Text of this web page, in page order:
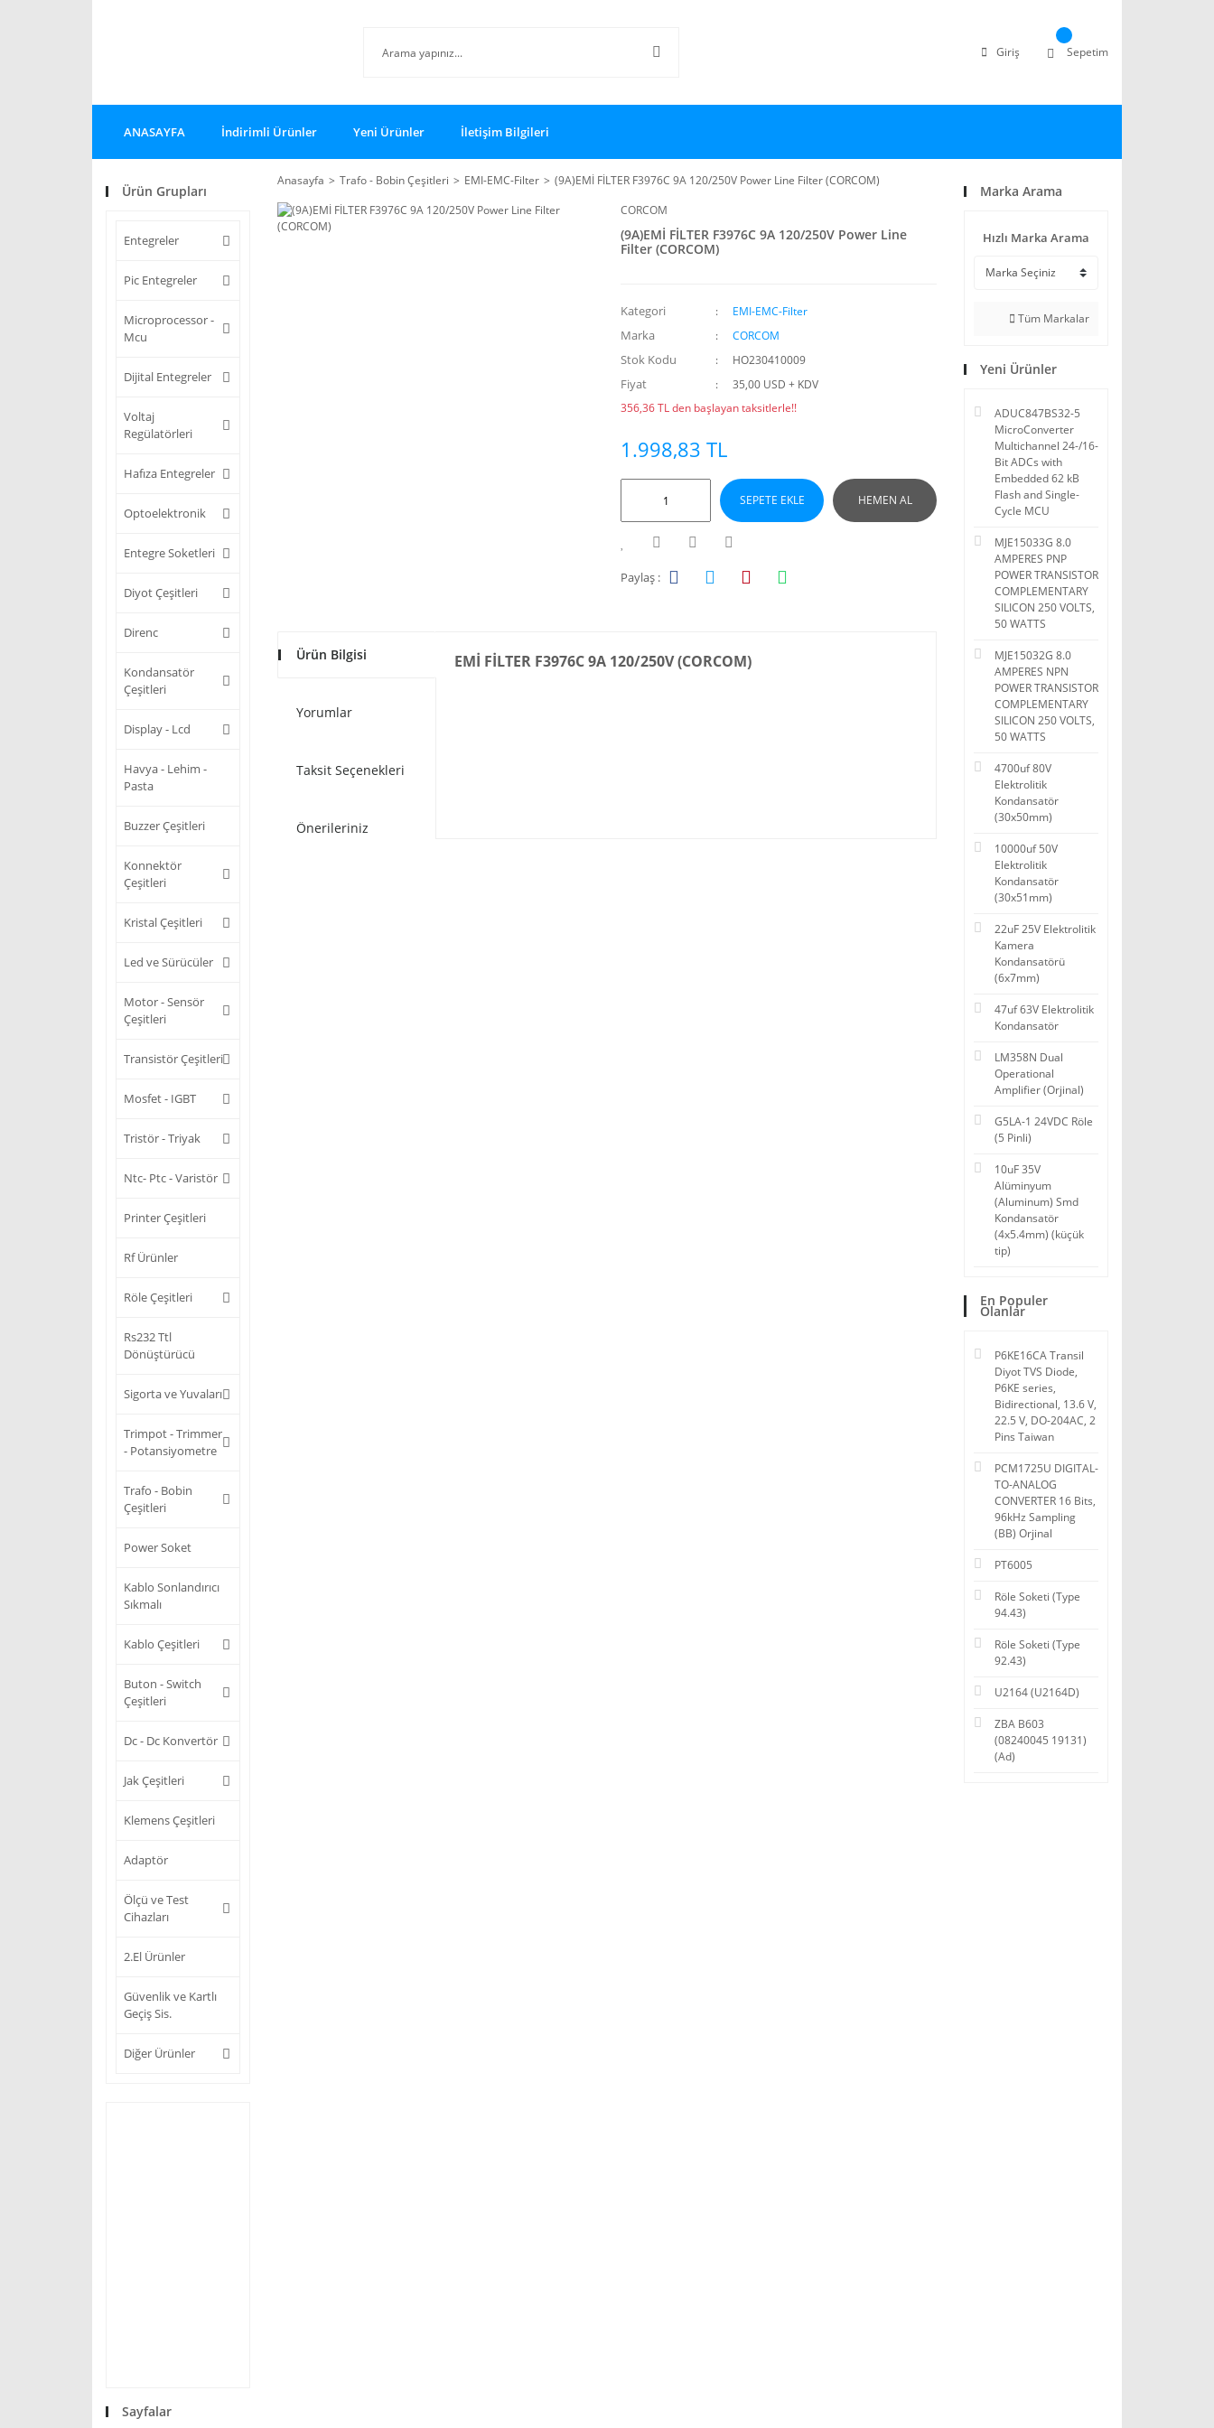
Giriş Sepetim
ANASAYFA İndirimli Ürünler Yeni Ürünler İletişim Bilgileri
Ürün Grupları
Entegreler
Pic Entegreler
Microprocessor -
Mcu
Dijital Entegreler
Voltaj
Regülatörleri
Hafıza Entegreler
Optoelektronik
Entegre Soketleri
Diyot Çeşitleri
Direnc
Kondansatör
Çeşitleri
Display - Lcd
Havya - Lehim -
Pasta
Buzzer Çeşitleri
Konnektör
Çeşitleri
Kristal Çeşitleri
Led ve Sürücüler
Motor - Sensör
Çeşitleri
Transistör Çeşitleri
Mosfet - IGBT
Tristör - Triyak
Ntc- Ptc - Varistör
Printer Çeşitleri
Rf Ürünler
Röle Çeşitleri
Rs232 Ttl
Dönüştürücü
Sigorta ve Yuvaları
Trimpot - Trimmer
- Potansiyometre
Trafo - Bobin
Çeşitleri
Power Soket
Kablo Sonlandırıcı
Sıkmalı
Kablo Çeşitleri
Buton - Switch
Çeşitleri
Dc - Dc Konvertör
Jak Çeşitleri
Klemens Çeşitleri
Adaptör
Ölçü ve Test
Cihazları
2.El Ürünler
Güvenlik ve Kartlı
Geçiş Sis.
Diğer Ürünler
Sayfalar
Anasayfa Trafo - Bobin Çeşitleri EMI-EMC-Filter
(9A)EMİ FİLTER F3976C 9A 120/250V Power Line Filter (CORCOM)
CORCOM
(9A)EMİ FİLTER F3976C 9A 120/250V Power Line
Filter (CORCOM)
Kategori EMI-EMC-Filter
Marka CORCOM
Stok Kodu HO230410009
Fiyat
35,00 USD + KDV
356,36 TL den başlayan taksitlerle!!
1.998,83 TL
SEPETE EKLE HEMEN AL
Paylaş :
Ürün Bilgisi
Yorumlar
Taksit Seçenekleri
Önerileriniz
EMİ FİLTER F3976C 9A 120/250V (CORCOM)
Marka Arama
Hızlı Marka Arama
Tüm Markalar
Yeni Ürünler
ADUC847BS32-5
MicroConverter
Multichannel 24-/16-
Bit ADCs with
Embedded 62 kB
Flash and Single-
Cycle MCU
MJE15033G 8.0
AMPERES PNP
POWER TRANSISTOR
COMPLEMENTARY
SILICON 250 VOLTS,
50 WATTS
MJE15032G 8.0
AMPERES NPN
POWER TRANSISTOR
COMPLEMENTARY
SILICON 250 VOLTS,
50 WATTS
4700uf 80V
Elektrolitik
Kondansatör
(30x50mm)
10000uf 50V
Elektrolitik
Kondansatör
(30x51mm)
22uF 25V Elektrolitik
Kamera
Kondansatörü
(6x7mm)
47uf 63V Elektrolitik
Kondansatör
LM358N Dual
Operational
Amplifier (Orjinal)
G5LA-1 24VDC Röle
(5 Pinli)
10uF 35V
Alüminyum
(Aluminum) Smd
Kondansatör
(4x5.4mm) (küçük
tip)
En Populer
Olanlar
P6KE16CA Transil
Diyot TVS Diode,
P6KE series,
Bidirectional, 13.6 V,
22.5 V, DO-204AC, 2
Pins Taiwan
PCM1725U DIGITAL-
TO-ANALOG
CONVERTER 16 Bits,
96kHz Sampling
(BB) Orjinal
PT6005
Röle Soketi (Type
94.43)
Röle Soketi (Type
92.43)
U2164 (U2164D)
ZBA B603
(08240045 19131)
(Ad)